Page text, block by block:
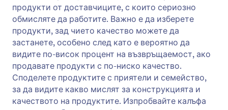
продукти от доставчиците, с които сериозно
обмисляте да работите. Важно е да изберете
продукти, зад чието качество можете да
застанете, особено след като е вероятно да
видите по-висок процент на възвръщаемост, ако
продавате продукти с по-ниско качество.
Споделете продуктите с приятели и семейство,
за да видите какво мислят за конструкцията и
качеството на продуктите. Изпробвайте калъфа